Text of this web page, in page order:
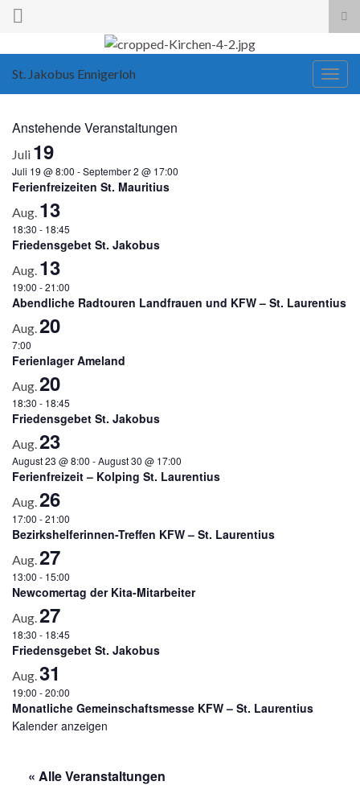
Search for:
St. Jakobus Ennigerloh
Anstehende Veranstaltungen
Juli 19
Juli 19 @ 8:00 -September 2 @ 17:00
Ferienfreizeiten St. Mauritius
Aug. 13
18:30 - 18:45
Friedensgebet St. Jakobus
Aug. 13
19:00 -21:00
Abendliche Radtouren Landfrauen und KFW – St. Laurentius
Aug.20
7:00
Ferienlager Ameland
Aug.20
18:30 - 18:45
Friedensgebet St. Jakobus
Aug.23
August 23 @ 8:00 -August 30 @ 17:00
Ferienfreizeit – Kolping St. Laurentius
Aug.26
17:00 -21:00
Bezirkshelferinnen-Treffen KFW – St. Laurentius
Aug.27
13:00 - 15:00
Newcomertag der Kita-Mitarbeiter
Aug.27
18:30 - 18:45
Friedensgebet St. Jakobus
Aug.31
19:00 -20:00
Monatliche Gemeinschaftsmesse KFW – St. Laurentius
Kalender anzeigen
« Alle Veranstaltungen